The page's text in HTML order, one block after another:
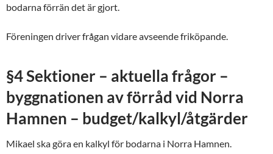
bodarna förrän det är gjort.
Föreningen driver frågan vidare avseende friköpande.
§4 Sektioner – aktuella frågor –
byggnationen av förråd vid Norra
Hamnen – budget/kalkyl/åtgärder
Mikael ska göra en kalkyl för bodarna i Norra Hamnen.